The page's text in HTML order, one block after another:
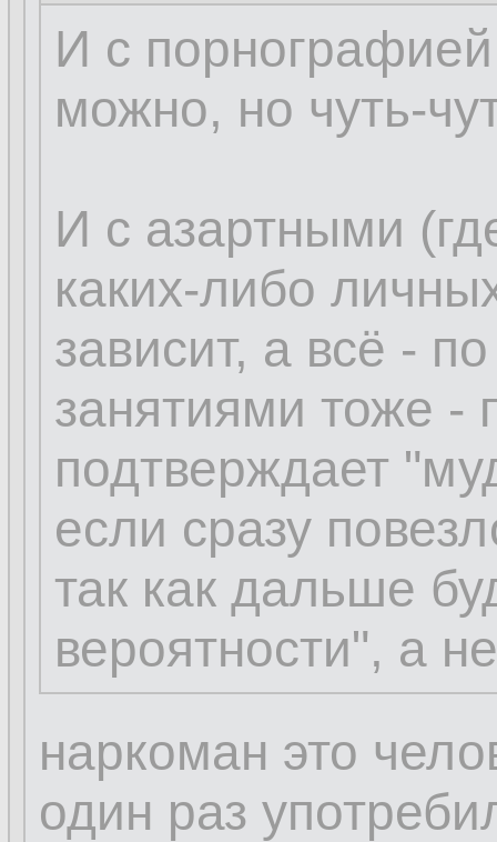
И с
можно, но чуть-
И с азартными
каких-либо
зависит, а всё -
занятиями тоже -
подтверждает
если сразу
так как дальше
вероятности", а
наркоман это
один раз